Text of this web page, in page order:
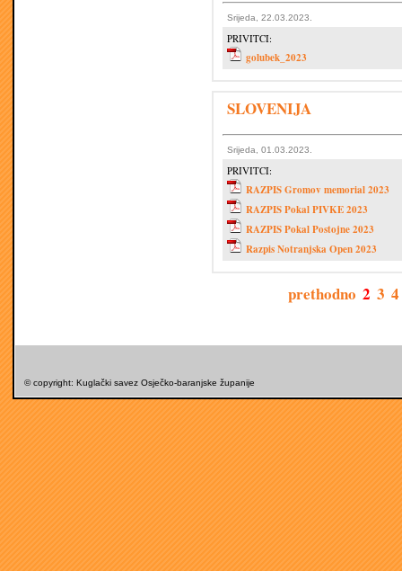
Srijeda, 22.03.2023.
PRIVITCI:
golubek_2023
SLOVENIJA
Srijeda, 01.03.2023.
PRIVITCI:
RAZPIS Gromov memorial 2023
RAZPIS Pokal PIVKE 2023
RAZPIS Pokal Postojne 2023
Razpis Notranjska Open 2023
prethodno 2 3 4
© copyright: Kuglački savez Osječko-baranjske županije